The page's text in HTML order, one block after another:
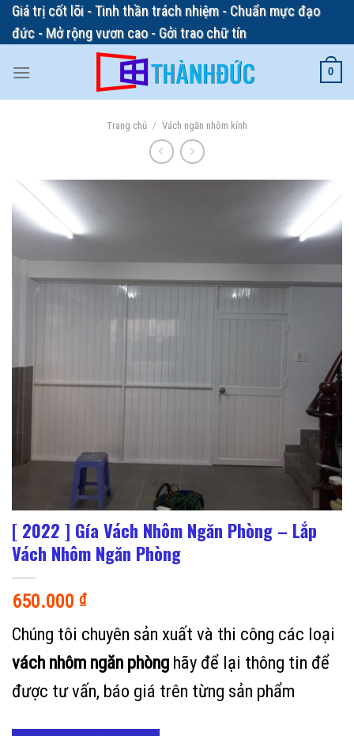
Skip
content
Giá trị cốt lõi - Tinh thần trách nhiệm - Chuẩn mực đạo
đức - Mở rộng vươn cao - Gởi trao chữ tín
0
Trang chủ / Vách ngăn nhôm kính
[ 2022 ] Gía Vách Nhôm Ngăn Phòng – Lắp
Vách Nhôm Ngăn Phòng
650.000 ₫
Chúng tôi chuyên sản xuất và thi công các loại
vách nhôm ngăn phòng hãy để lại thông tin để
được tư vấn, báo giá trên từng sản phẩm